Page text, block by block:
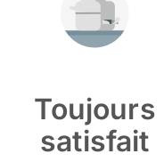
Toujours
satisfait